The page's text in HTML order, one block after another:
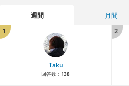
週間 月間
1
Taku
回答数： 138
2